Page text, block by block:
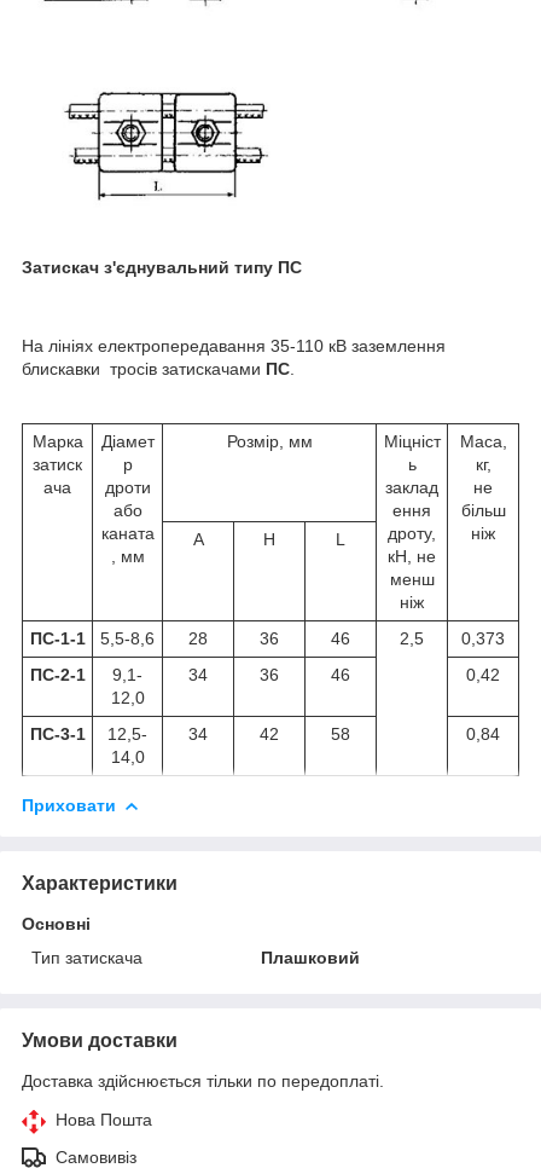
Затискач з'єднувальний типу ПС
На лініях електропередавання 35-110 кВ заземлення
блискавки тросів затискачами ПС
Марка
затиск
ача
Діамет
р
дроти
або
каната
, мм
Розмір, мм
Міцніст
ь
заклад
ення
дроту,
кН, не
менш
ніж
Маса,
кг,
не
більш
ніж
A H L
ПС-1-1 5,5-8,6 28 36 46 2,5
0,373
ПС-2-1
9,1-
12,0
34 36 46 0,42
ПС-3-1
12,5-
14,0
34 42 58 0,84
Приховати
Характеристики
Основні
Тип затискача
Плашковий
Умови доставки
Доставка здійснюється тільки по передоплаті.
Нова Пошта
Самовивіз